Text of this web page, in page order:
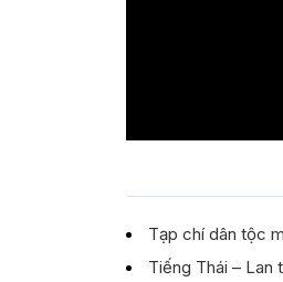
Tạp chí dân tộc
Tiếng Thái – Lan